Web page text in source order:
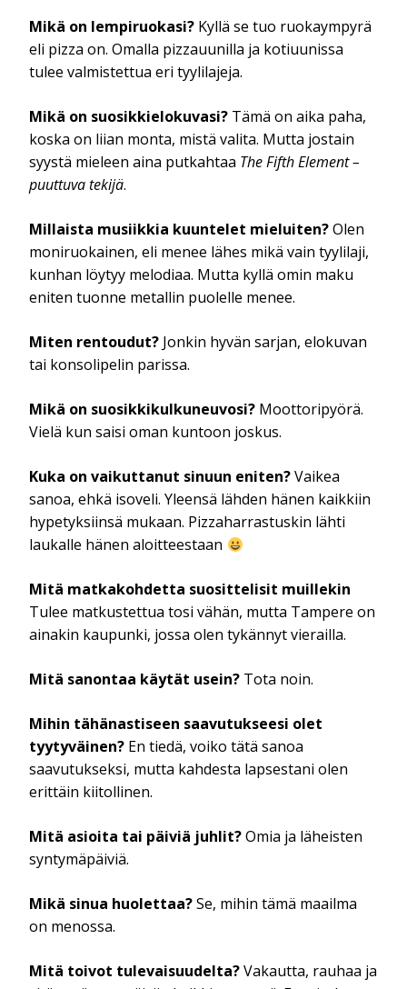
Mikä on lempiruokasi? Kyllä se tuo ruokaympyrä
eli pizza on. Omalla pizzauunilla ja kotiuunissa
tulee valmistettua eri tyylilajeja.
Mikä on suosikkielokuvasi? Tämä on aika paha,
koska on liian monta, mistä valita. Mutta jostain
syystä mieleen aina putkahtaa The Fifth Element –
puuttuva tekijä.
Millaista musiikkia kuuntelet mieluiten?Olen
moniruokainen, eli menee lähes mikä vain tyylilaji,
kunhan löytyy melodiaa. Mutta kyllä omin maku
eniten tuonne metallin puolelle menee.
Miten rentoudut? Jonkin hyvän sarjan, elokuvan
tai konsolipelin parissa.
Mikä on suosikkikulkuneuvosi? Moottoripyörä.
Vielä kun saisi oman kuntoon joskus.
Kuka on vaikuttanut sinuun eniten?Vaikea
sanoa, ehkä isoveli. Yleensä lähden hänen kaikkiin
hypetyksiinsä mukaan. Pizzaharrastuskin lähti
laukalle hänen aloitteestaan
Mitä matkakohdetta suosittelisit muillekin
Tulee matkustettua tosi vähän, mutta Tampere on
ainakin kaupunki, jossa olen tykännyt vierailla.
Mitä sanontaa käytät usein? Tota noin.
Mihin tähänastiseen saavutukseesi olet
tyytyväinen? En tiedä, voiko tätä sanoa
saavutukseksi, mutta kahdesta lapsestani olen
erittäin kiitollinen.
Mitä asioita tai päiviä juhlit?Omia ja läheisten
syntymäpäiviä.
Mikä sinua huolettaa?Se, mihin tämä maailma
on menossa.
Mitä toivot tulevaisuudelta?Vakautta, rauhaa ja